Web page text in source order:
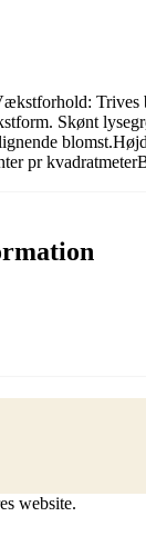
Trives
Skønt
pr
website.